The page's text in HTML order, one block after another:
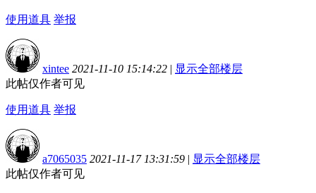
使用道具 举报
xintee 2021-11-10 15:14:22 | 显示全部楼层
此帖仅作者可见
使用道具 举报
a7065035 2021-11-17 13:31:59 | 显示全部楼层
此帖仅作者可见